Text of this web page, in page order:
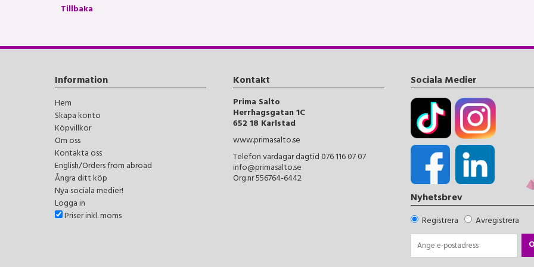
Tillbaka
Information
Hem
Skapa konto
Köpvillkor
Om oss
Kontakta oss
English/Orders from abroad
Ångra ditt köp
Nya sociala medier!
Logga in
Priser inkl. moms
Kontakt
Prima Salto
Herrhagsgatan 1C
652 18 Karlstad
www.primasalto.se
Telefon vardagar dagtid 076 116 07 07
info@primasalto.se
Org.nr 556764-6442
Sociala Medier
Nyhetsbrev
Registrera
Avregistrera